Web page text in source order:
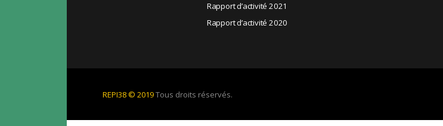
Rapport d’activité 2021
Rapport d’activité 2020
REPI38 © 2019Tous droits réservés.